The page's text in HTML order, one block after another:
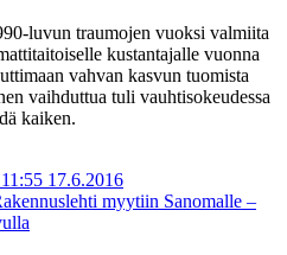
luvun traumojen vuoksi valmiita
kustantajalle vuonna
vahvan kasvun tuomista
vaihduttua tuli vauhtisokeudessa
kaiken.
17.6.2016
myytiin Sanomalle –